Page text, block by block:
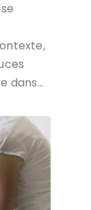
dans…